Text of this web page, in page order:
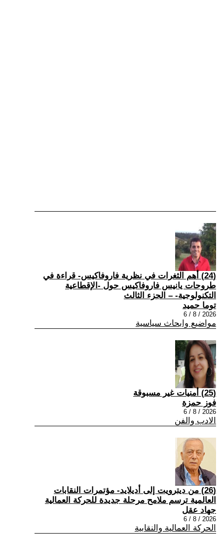
(24) أهم الثغرات في نظرية فاروفاكيس- قراءة في
طروحات يانيس فاروفاكيس حول -الإقطاعية
التكنولوجية- – الجزء الثالث
توما حميد
2026 / 8 / 6
مواضيع وابحاث سياسية
(25) أمنيات غير مسبوقة
فوز حمزة
2026 / 8 / 6
الادب والفن
(26) من ديترويت إلى أديلايد- مؤتمرات النقابات
العالمية ترسم ملامح مرحلة جديدة للحركة العمالية
جهاد عقل
2026 / 8 / 6
الحركة العمالية والنقابية